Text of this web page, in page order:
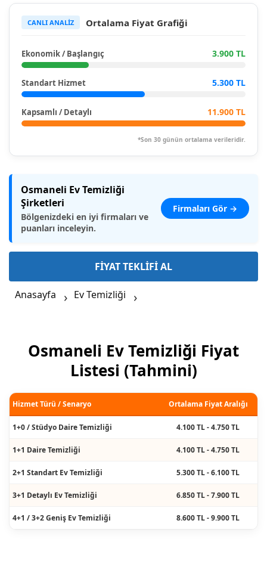
CANLI ANALİZ Ortalama Fiyat Grafiği
Ekonomik / Başlangıç 3.900 TL
Standart Hizmet 5.300 TL
Kapsamlı / Detaylı 11.900 TL
*Son 30 günün ortalama verileridir.
Osmaneli Ev Temizliği
Şirketleri
Bölgenizdeki en iyi firmaları ve
puanları inceleyin.
Firmaları Gör →
FİYAT TEKLİFİ AL
Anasayfa Ev Temizliği
Osmaneli Ev Temizliği Fiyat
Listesi (Tahmini)
Hizmet Türü / Senaryo Ortalama Fiyat Aralığı
1+0 / Stüdyo Daire Temizliği 4.100 TL - 4.750 TL
1+1 Daire Temizliği 4.100 TL - 4.750 TL
2+1 Standart Ev Temizliği 5.300 TL - 6.100 TL
3+1 Detaylı Ev Temizliği 6.850 TL - 7.900 TL
4+1 / 3+2 Geniş Ev Temizliği 8.600 TL - 9.900 TL